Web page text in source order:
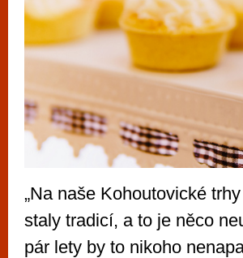
„Na naše Kohoutovické
staly tradicí, a to je něco
pár lety by to nikoho